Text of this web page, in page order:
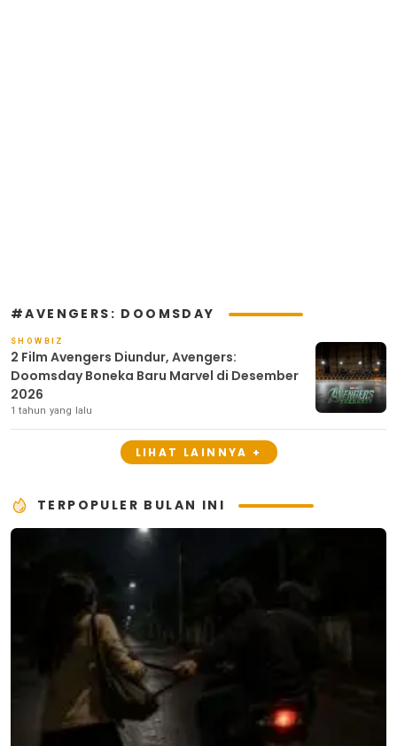
#AVENGERS: DOOMSDAY
SHOWBIZ
2 Film Avengers Diundur, Avengers:
Doomsday Boneka Baru Marvel di Desember
2026
1 tahun yang lalu
LIHAT LAINNYA +
TERPOPULER BULAN INI